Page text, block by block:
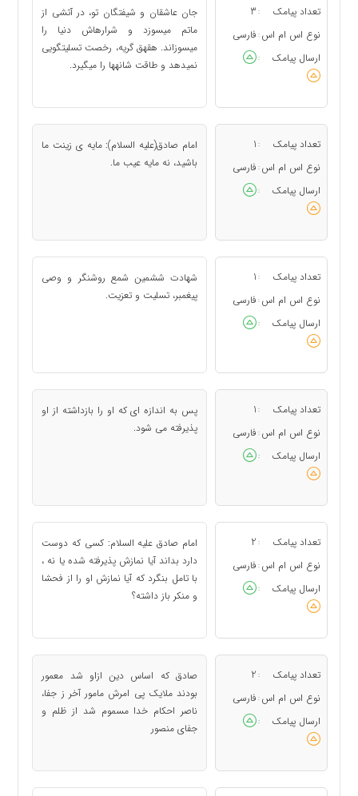
تعداد پیامک :
3
نوع اس ام اس : فارسی
ارسال پیامک
:
جان عاشقان و شیفتگان تو، در آتشی از
ماتم می‏سوزد و شراره‏اش دنیا را
می‏سوزاند. هق‏هق گریه، رخصت تسلیت‏گویی
نمی‏دهد و طاقت شانه‏ها را می‏گیرد.
تعداد پیامک :
1
نوع اس ام اس : فارسی
ارسال پیامک
:
امام صادق(علیه السلام): مایه ی زینت ما
باشید، نه مایه عیب ما.
تعداد پیامک :
1
نوع اس ام اس : فارسی
ارسال پیامک
:
شهادت ششمین شمع روشنگر و وصی
پیغمبر، تسلیت و تعزیت.
تعداد پیامک :
1
نوع اس ام اس : فارسی
ارسال پیامک
:
پس به اندازه ای که او را بازداشته از او
پذیرفته می شود.
تعداد پیامک :
2
نوع اس ام اس : فارسی
ارسال پیامک
:
امام صادق علیه السلام: کسی که دوست
دارد بداند آیا نمازش پذیرفته شده یا نه ،
با تامل بنگرد که آیا نمازش او را از فحشا
و منکر باز داشته؟
تعداد پیامک :
2
نوع اس ام اس : فارسی
ارسال پیامک
:
صادق که اساس دین ازاو شد معمور
بودند ملایک پی امرش مامور آخر ز جفا،
ناصر احکام خدا مسموم شد از ظلم و
جفای منصور